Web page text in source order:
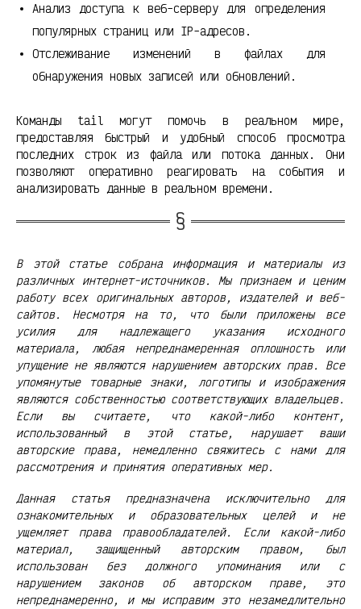
Анализ доступа к веб-серверу для определения
популярных страниц или IP-адресов.
Отслеживание изменений в файлах для
обнаружения новых записей или обновлений.
Команды tail могут помочь в реальном мире,
предоставляя быстрый и удобный способ просмотра
последних строк из файла или потока данных. Они
позволяют оперативно реагировать на события и
анализировать данные в реальном времени.
В этой статье собрана информация и материалы из
различных интернет-источников. Мы признаем и ценим
работу всех оригинальных авторов, издателей и веб-
сайтов. Несмотря на то, что были приложены все
усилия для надлежащего указания исходного
материала, любая непреднамеренная оплошность или
упущение не являются нарушением авторских прав. Все
упомянутые товарные знаки, логотипы и изображения
являются собственностью соответствующих владельцев.
Если вы считаете, что какой-либо контент,
использованный в этой статье, нарушает ваши
авторские права, немедленно свяжитесь с нами для
рассмотрения и принятия оперативных мер.
Данная статья предназначена исключительно для
ознакомительных и образовательных целей и не
ущемляет права правообладателей. Если какой-либо
материал, защищенный авторским правом, был
использован без должного упоминания или с
нарушением законов об авторском праве, это
непреднамеренно, и мы исправим это незамедлительно